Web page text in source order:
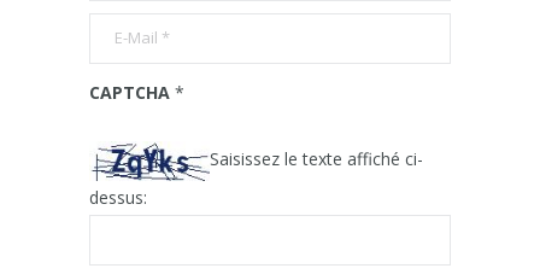
CAPTCHA *
Saisissez le texte affiché ci-
dessus: